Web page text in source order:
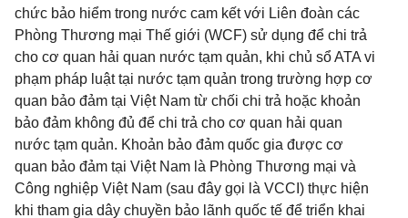
chức bảo hiểm trong nước cam kết với Liên đoàn các
Phòng Thương mại Thế giới (WCF) sử dụng để chi trả
cho cơ quan hải quan nước tạm quản, khi chủ sổ ATA vi
phạm pháp luật tại nước tạm quản trong trường hợp cơ
quan bảo đảm tại Việt Nam từ chối chi trả hoặc khoản
bảo đảm không đủ để chi trả cho cơ quan hải quan
nước tạm quản. Khoản bảo đảm quốc gia được cơ
quan bảo đảm tại Việt Nam là Phòng Thương mại và
Công nghiệp Việt Nam (sau đây gọi là VCCI) thực hiện
khi tham gia dây chuyền bảo lãnh quốc tế để triển khai